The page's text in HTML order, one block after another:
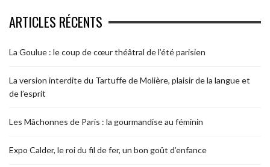
ARTICLES RÉCENTS
La Goulue : le coup de cœur théâtral de l’été parisien
La version interdite du Tartuffe de Molière, plaisir de la langue et
de l’esprit
Les Mâchonnes de Paris : la gourmandise au féminin
Expo Calder, le roi du fil de fer, un bon goût d’enfance